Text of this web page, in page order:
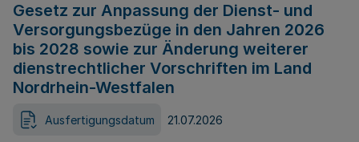
Gesetz zur Anpassung der Dienst- und
Versorgungsbezüge in den Jahren 2026
bis 2028 sowie zur Änderung weiterer
dienstrechtlicher Vorschriften im Land
Nordrhein-Westfalen
Ausfertigungsdatum 21.07.2026